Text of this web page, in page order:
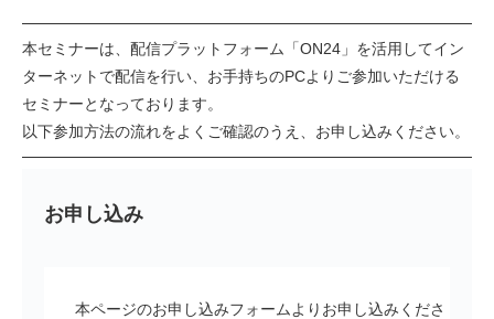
本セミナーは、配信プラットフォーム「ON24」を活用してイン
ターネットで配信を行い、お手持ちのPCよりご参加いただける
セミナーとなっております。
以下参加方法の流れをよくご確認のうえ、お申し込みください。
お申し込み
本ページのお申し込みフォームよりお申し込みくださ